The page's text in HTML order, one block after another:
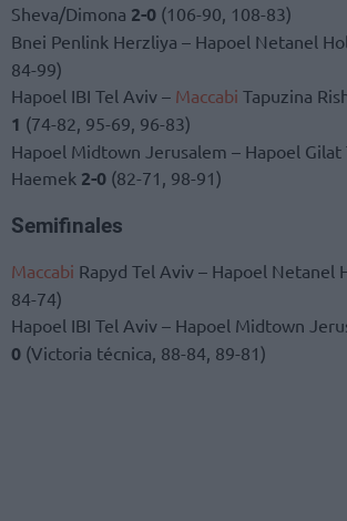
Sheva/Dimona 2-0 (106-90, 108-83)
Bnei Penlink Herzliya – Hapoel Netanel
84-99)
Hapoel IBI Tel Aviv – Maccabi Tapuzina
1 (74-82, 95-69, 96-83)
Hapoel Midtown Jerusalem – Hapoel Gilat
Haemek 2-0 (82-71, 98-91)
Semifinales
Maccabi Rapyd Tel Aviv – Hapoel Netanel
84-74)
Hapoel IBI Tel Aviv – Hapoel Midtown
0 (Victoria técnica, 88-84, 89-81)